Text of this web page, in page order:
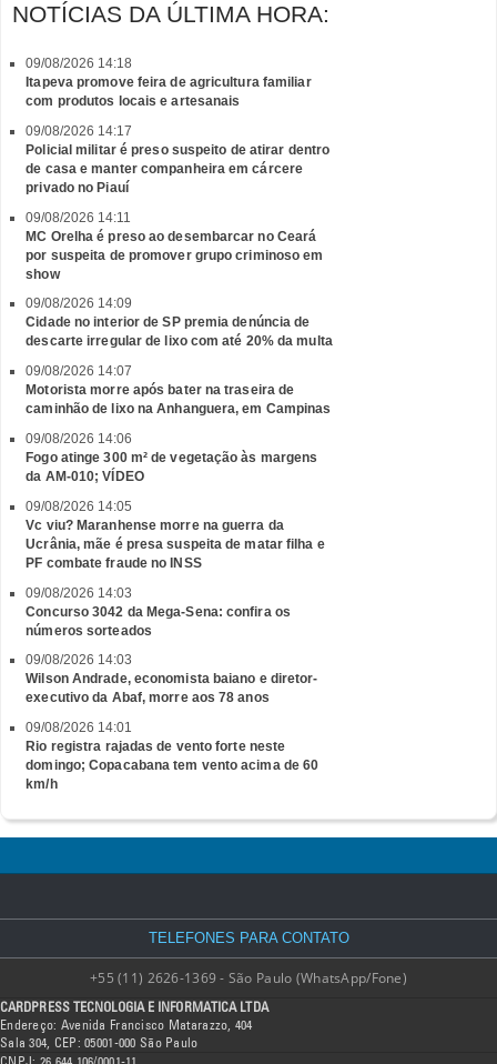
NOTÍCIAS DA ÚLTIMA HORA:
09/08/2026 14:18
Itapeva promove feira de agricultura familiar
com produtos locais e artesanais
09/08/2026 14:17
Policial militar é preso suspeito de atirar dentro
de casa e manter companheira em cárcere
privado no Piauí
09/08/2026 14:11
MC Orelha é preso ao desembarcar no Ceará
por suspeita de promover grupo criminoso em
show
09/08/2026 14:09
Cidade no interior de SP premia denúncia de
descarte irregular de lixo com até 20% da multa
09/08/2026 14:07
Motorista morre após bater na traseira de
caminhão de lixo na Anhanguera, em Campinas
09/08/2026 14:06
Fogo atinge 300 m² de vegetação às margens
da AM-010; VÍDEO
09/08/2026 14:05
Vc viu? Maranhense morre na guerra da
Ucrânia, mãe é presa suspeita de matar filha e
PF combate fraude no INSS
09/08/2026 14:03
Concurso 3042 da Mega-Sena: confira os
números sorteados
09/08/2026 14:03
Wilson Andrade, economista baiano e diretor-
executivo da Abaf, morre aos 78 anos
09/08/2026 14:01
Rio registra rajadas de vento forte neste
domingo; Copacabana tem vento acima de 60
km/h
TELEFONES PARA CONTATO
+55 (11) 2626-1369 - São Paulo (WhatsApp/Fone)
CARDPRESS TECNOLOGIA E INFORMATICA LTDA
Endereço: Avenida Francisco Matarazzo, 404
Sala 304, CEP: 05001-000 São Paulo